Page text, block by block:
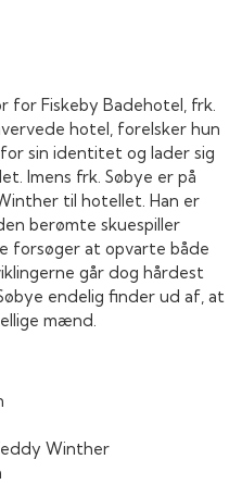
for Fiskeby Badehotel, frk.
hotel, forelsker hun
sin identitet og lader sig
Imens frk. Søbye er på
til hotellet. Han er
berømte skuespiller
forsøger at opvarte både
går dog hårdest
endelig finder ud af, at
mænd.
Winther